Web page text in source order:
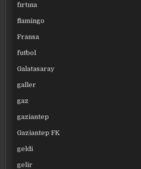
fırtına
flamingo
Fransa
futbol
Galatasaray
galler
gaz
gaziantep
Gaziantep FK
geldi
gelir